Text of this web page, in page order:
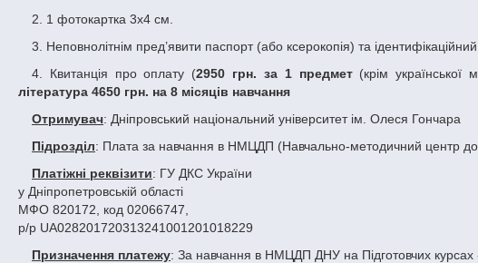
2. 1 фотокартка 3х4 см.
3. Неповнолітнім пред’явити паспорт (або ксерокопія) та ідентифікаційний
4. Квитанція про оплату (2950 грн. за 1 предмет(крім української
література 4650 грн. на 8 місяців навчання
Отримувач: Дніпровський національний університет ім. Олеся Гончара
Підрозділ: Плата за навчання в НМЦДП (Навчально-методичний центр
Платіжні реквізити: ГУ ДКС України
у Дніпропетровській області
МФО 820172, код 02066747,
р/р UA028201720313241001201018229
Призначення платежу: За навчання в НМЦДП ДНУ на Підготовчих курсах